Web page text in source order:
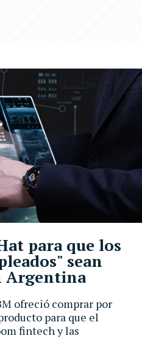
ofreció comprar por
para que el
fintech y las
para que los
sean
Argentina